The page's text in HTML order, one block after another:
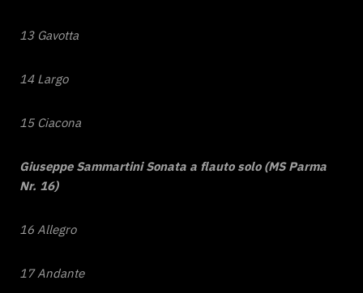
13 Gavotta
14 Largo
15 Ciacona
Giuseppe Sammartini Sonata a flauto solo (MS Parma
Nr. 16)
16 Allegro
17 Andante